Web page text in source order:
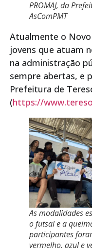
PROMAJ, da
AsComPMT
Atualmente o Novo
jovens que atuam
na administração
sempre abertas, e
Prefeitura de
(https://
As modalidades
o futsal e a
participantes
vermelho, azul e